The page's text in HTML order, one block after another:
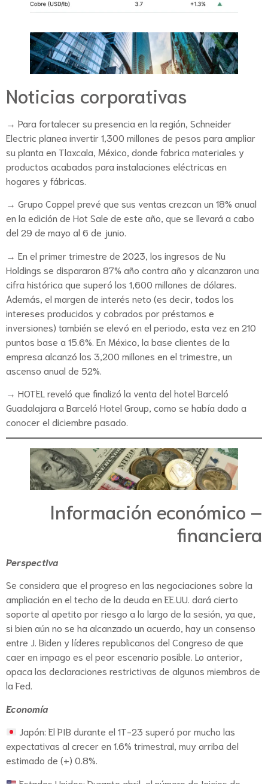
Noticias corporativas
→ Para fortalecer su presencia en la región, Schneider
Electric planea invertir 1,300 millones de pesos para ampliar
su planta en Tlaxcala, México, donde fabrica materiales y
productos acabados para instalaciones eléctricas en
hogares y fábricas.
→ Grupo Coppel prevé que sus ventas crezcan un 18% anual
en la edición de Hot Sale de este año, que se llevará a cabo
del 29 de mayo al 6 de junio.
→ En el primer trimestre de 2023, los ingresos de Nu
Holdings se dispararon 87% año contra año y alcanzaron una
cifra histórica que superó los 1,600 millones de dólares.
Además, el margen de interés neto (es decir, todos los
intereses producidos y cobrados por préstamos e
inversiones) también se elevó en el periodo, esta vez en 210
puntos base a 15.6%. En México, la base clientes de la
empresa alcanzó los 3,200 millones en el trimestre, un
ascenso anual de 52%.
→ HOTEL reveló que finalizó la venta del hotel Barceló
Guadalajara a Barceló Hotel Group, como se había dado a
conocer el diciembre pasado.
Información económico –
financiera
Perspectiva
Se considera que el progreso en las negociaciones sobre la
ampliación en el techo de la deuda en EE.UU. dará cierto
soporte al apetito por riesgo a lo largo de la sesión, ya que,
si bien aún no se ha alcanzado un acuerdo, hay un consenso
entre J. Biden y líderes republicanos del Congreso de que
caer en impago es el peor escenario posible. Lo anterior,
opaca las declaraciones restrictivas de algunos miembros de
la Fed.
Economía
Japón: El PIB durante el 1T-23 superó por mucho las
expectativas al crecer en 1.6% trimestral, muy arriba del
estimado de (+) 0.8%.